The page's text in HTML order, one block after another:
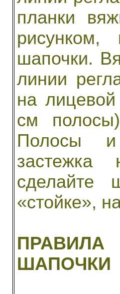
планки
рисунком,
шапочки.
линии
на
см
Полосы и
застежка
сделайте
«стойке»,
ШАПОЧКИ